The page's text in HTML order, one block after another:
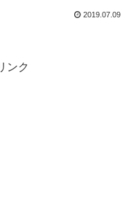
2019.07.09
ンク